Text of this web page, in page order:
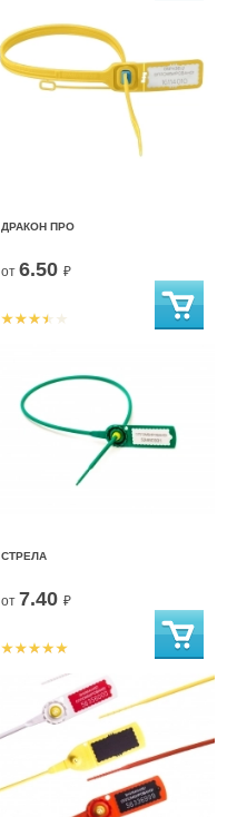
ДРАКОН ПРО
от 6.50 ₽
СТРЕЛА
от 7.40 ₽